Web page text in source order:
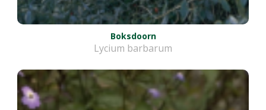
Boksdoorn
Lycium barbarum